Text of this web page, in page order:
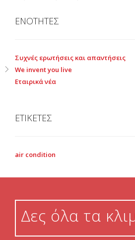
ΕΝΟΤΗΤΕΣ
Συχνές ερωτήσεις και απαντήσεις
We invent you live
Εταιρικά νέα
ΕΤΙΚΕΤΕΣ
air condition
Δες όλα τα